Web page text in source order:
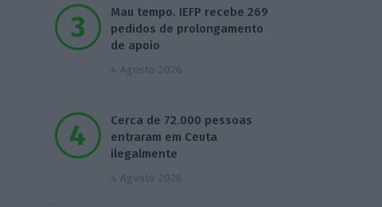
Mau tempo. IEFP recebe 269
pedidos de prolongamento
de apoio
4 Agosto 2026
Cerca de 72.000 pessoas
entraram em Ceuta
ilegalmente
4 Agosto 2026